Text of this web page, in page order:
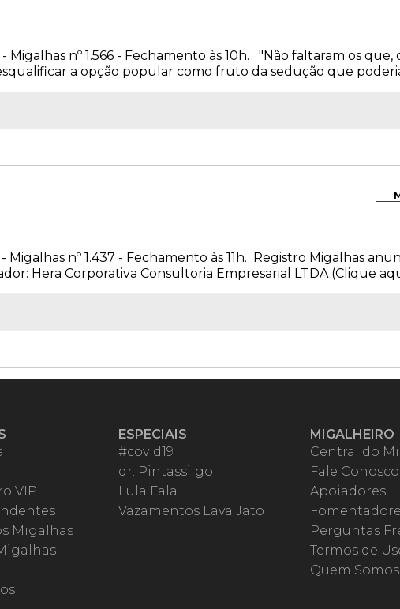
nº 1.566 - Fechamento às 10h. "Não faltaram os que,
a opção popular como fruto da sedução que
nº 1.437 - Fechamento às 11h. Registro Migalhas
Hera Corporativa Consultoria Empresarial LTDA (Clique aqui)
VIP
Migalhas
ESPECIAIS
#covid19
dr. Pintassilgo
Lula Fala
Vazamentos Lava Jato
MIGALHEIRO
Central do
Fale Conosco
Apoiadores
Perguntas
Termos de
Quem Somos